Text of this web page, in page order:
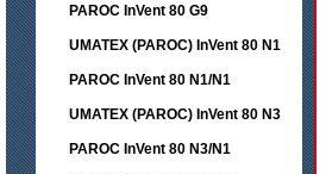
PAROC InVent 80 G9
UMATEX (PAROC) InVent 80 N1
PAROC InVent 80 N1/N1
UMATEX (PAROC) InVent 80 N3
PAROC InVent 80 N3/N1